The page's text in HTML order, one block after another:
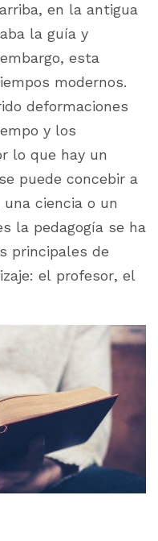
en la antigua
la guía y
esta
modernos.
deformaciones
y los
lo que hay un
puede concebir a
ciencia o un
la pedagogía se ha
principales de
el profesor, el